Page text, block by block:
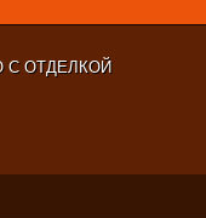
С ОТДЕЛКОЙ